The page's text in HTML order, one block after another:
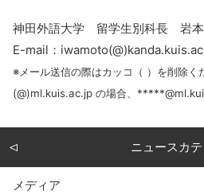
神田外語大学 留学生別科長 岩
E-mail：
※メール送信の際はカッコ（ ）を削除
(@)ml.kuis.ac.jp の場合、
ニュースカテ
メディア